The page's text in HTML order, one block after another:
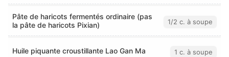
Pâte de haricots fermentés ordinaire (pas
la pâte de haricots Pixian)
1/2 c. à soupe
Huile piquante croustillante Lao Gan Ma 1 c. à soupe